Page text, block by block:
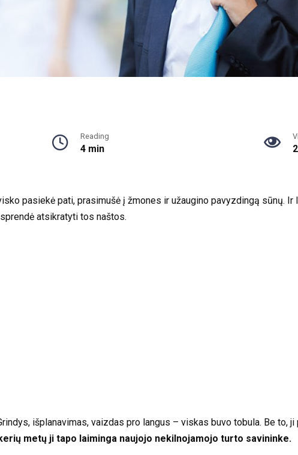
Reading
4 min
pasiekė pati, prasimušė į žmones ir užaugino pavyzdingą sūnų.
atsikratyti tos naštos.
išplanavimas, vaizdas pro langus – viskas buvo tobula. Be to,
metų ji tapo laiminga naujojo nekilnojamojo turto savininke.